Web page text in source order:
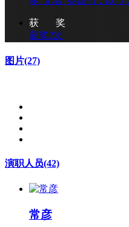
获 奖
获奖2次
图片(27)
演职人员(42)
常彦